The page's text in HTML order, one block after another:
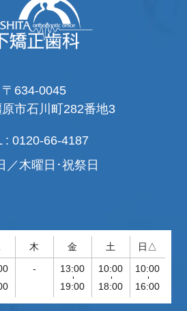
〒634-0045
市石川町282番地3
: 0120-66-4187
／木曜日･祝祭日
木 金 土 日△
- 13:00
-
19:00
10:00
-
18:00
10:00
-
16:00